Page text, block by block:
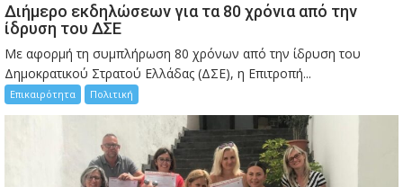
Διήμερο εκδηλώσεων για τα 80 χρόνια από την
ίδρυση του ΔΣΕ
Με αφορμή τη συμπλήρωση 80 χρόνων από την ίδρυση του
Δημοκρατικού Στρατού Ελλάδας (ΔΣΕ), η Επιτροπή...
Επικαιρότητα Πολιτική